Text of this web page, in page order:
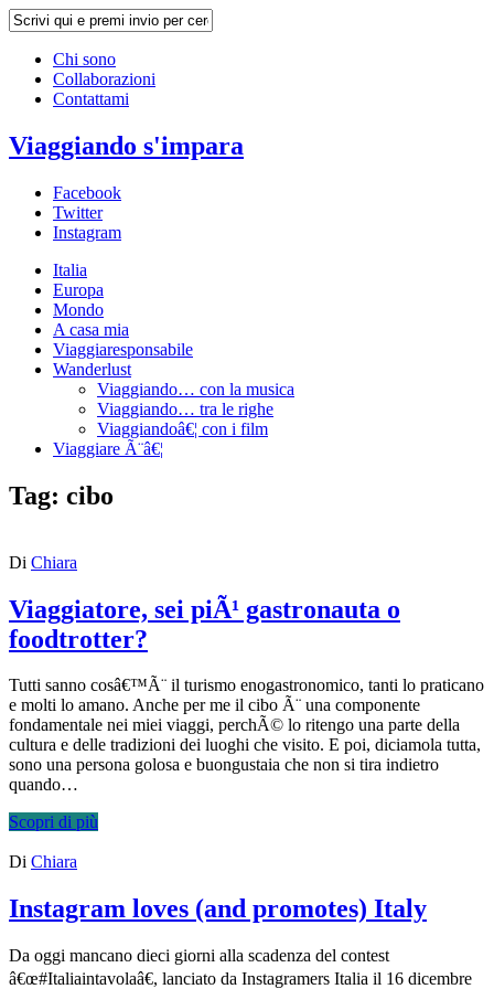
Chi sono
Collaborazioni
Contattami
Viaggiando s'impara
Facebook
Twitter
Instagram
Italia
Europa
Mondo
A casa mia
Viaggiaresponsabile
Wanderlust
Viaggiando… con la musica
Viaggiando… tra le righe
Viaggiandoâ€¦ con i film
Viaggiare Ã¨â€¦
Tag: cibo
Di Chiara
Viaggiatore, sei piÃ¹ gastronauta o
foodtrotter?
Tutti sanno cosâ€™Ã¨ il turismo enogastronomico, tanti lo praticano
e molti lo amano. Anche per me il cibo Ã¨ una componente
fondamentale nei miei viaggi, perchÃ© lo ritengo una parte della
cultura e delle tradizioni dei luoghi che visito. E poi, diciamola tutta,
sono una persona golosa e buongustaia che non si tira indietro
quando…
Scopri di più
Di Chiara
Instagram loves (and promotes) Italy
Da oggi mancano dieci giorni alla scadenza del contest
â€œ#Italiaintavolaâ€, lanciato da Instagramers Italia il 16 dicembre